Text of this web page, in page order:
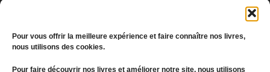
Pour vous offrir la meilleure expérience et faire connaître nos livres,
nous utilisons des cookies.
Pour faire découvrir nos livres et améliorer notre site, nous utilisons